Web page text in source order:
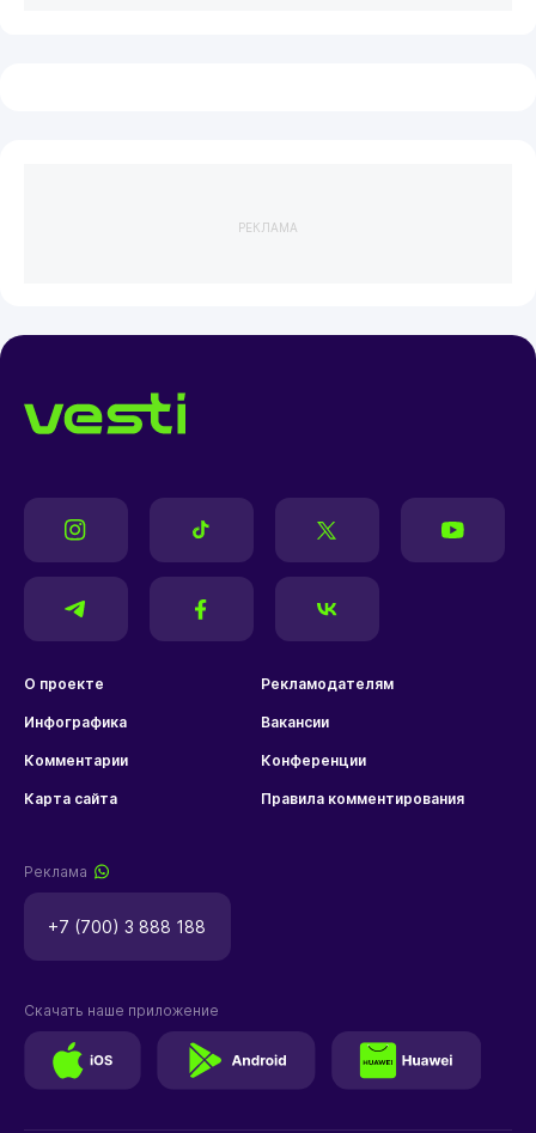
РЕКЛАМА
О проекте Рекламодателям
Инфографика Вакансии
Комментарии Конференции
Карта сайта Правила комментирования
Реклама
+7 (700) 3 888 188
Скачать наше приложение